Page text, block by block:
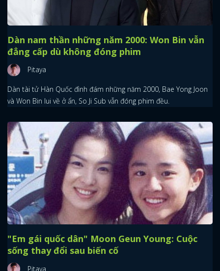
Dàn nam thần những năm 2000: Won Bin vẫn
đẳng cấp dù không đóng phim
Pitaya
Dàn tài tử Hàn Quốc đình đám những năm 2000, Bae Yong Joon
và Won Bin lui về ở ẩn, So Ji Sub vẫn đóng phim đều.
"Em gái quốc dân" Moon Geun Young: Cuộc
sống thay đổi sau biến cố
Pitaya